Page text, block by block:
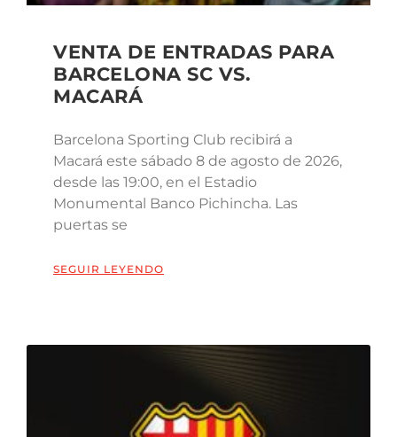
VENTA DE ENTRADAS PARA
BARCELONA SC VS.
MACARÁ
Barcelona Sporting Club recibirá a
Macará este sábado 8 de agosto de 2026,
desde las 19:00, en el Estadio
Monumental Banco Pichincha. Las
puertas se
SEGUIR LEYENDO